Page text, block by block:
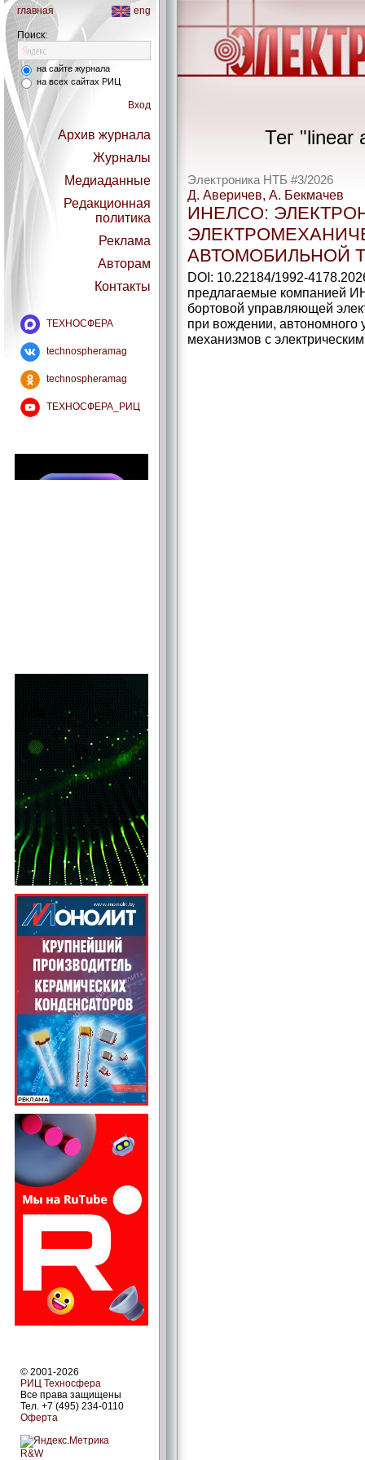
главная eng
Поиск:
на сайте журнала
на всех сайтах РИЦ
Вход
Архив журнала
Журналы
Медиаданные
Редакционная
политика
Реклама
Авторам
Контакты
ТЕХНОСФЕРА
technospheramag
technospheramag
ТЕХНОСФЕРА_РИЦ
© 2001-2026
РИЦ Техносфера
Все права защищены
Тел. +7 (495) 234-0110
Оферта
R&W
Тег "linear
Электроника НТБ #3/2026
Д. Аверичев, А. Бекмачев
ИНЕЛСО:
АВТОМОБИЛЬНОЙ
DOI: 10.22184/1992-
предлагаемые компанией
бортовой управляющей
при вождении, автономного
механизмов с